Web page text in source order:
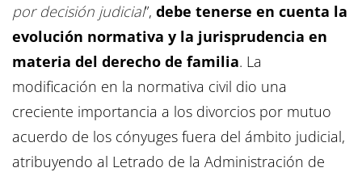
por decisión judicial”, debe tenerse en cuenta la
evolución normativa y la jurisprudencia en
materia del derecho de familia. La
modificación en la normativa civil dio una
creciente importancia a los divorcios por mutuo
acuerdo de los cónyuges fuera del ámbito judicial,
atribuyendo al Letrado de la Administración de